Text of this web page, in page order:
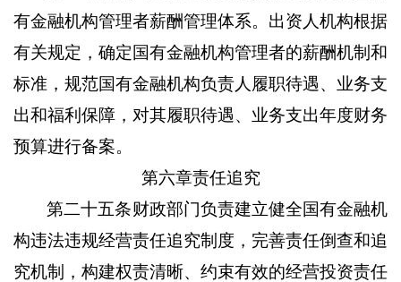
有金融机构管理者薪酬管理体系。出资人机构根据
有关规定，确定国有金融机构管理者的薪酬机制和
标准，规范国有金融机构负责人履职待遇、业务支
出和福利保障，对其履职待遇、业务支出年度财务
预算进行备案。
第六章责任追究
第二十五条财政部门负责建立健全国有金融机
构违法违规经营责任追究制度，完善责任倒查和追
究机制，构建权责清晰、约束有效的经营投资责任